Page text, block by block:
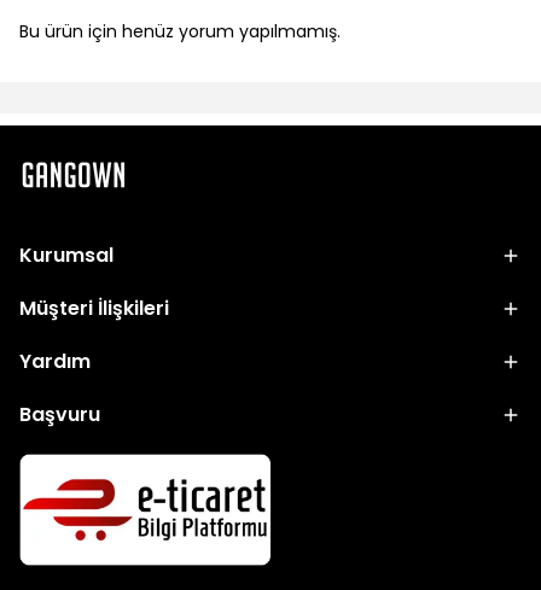
Bu ürün için henüz yorum yapılmamış.
Kurumsal
Müşteri İlişkileri
Yardım
Başvuru